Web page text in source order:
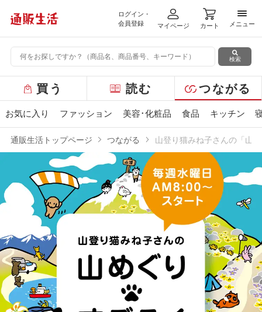
ログイン・
会員登録
マイページ カート
メニ
メニュー
検索
ー
バ
メ
ー
買う 読む つながる
お気に入り ファッション 美容･化粧品 食品 キッチン
通販生活トップページ つながる 山登り猫みね子さんの「山